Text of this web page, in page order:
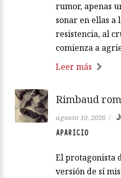
rumor, apenas
sonar en ellas
resistencia, al
comienza a
Leer más
Rimbaud
agosto 10, 2026 /
APARICIO
El protagonista
versión de sí